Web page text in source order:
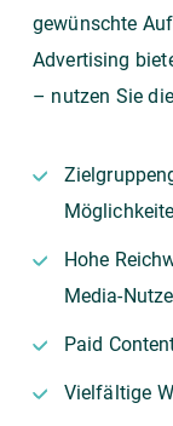
gewünschte
Advertising
– nutzen Sie
Hohe
Media-
Paid
Vielfältige